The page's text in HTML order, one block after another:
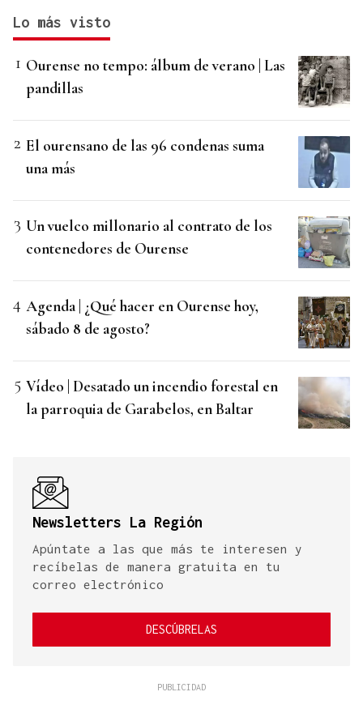
Lo más visto
Ourense no tempo: álbum de verano | Las
pandillas
El ourensano de las 96 condenas suma
una más
Un vuelco millonario al contrato de los
contenedores de Ourense
Agenda | ¿Qué hacer en Ourense hoy,
sábado 8 de agosto?
Vídeo | Desatado un incendio forestal en
la parroquia de Garabelos, en Baltar
Newsletters La Región
Apúntate a las que más te interesen y
recíbelas de manera gratuita en tu
correo electrónico
DESCÚBRELAS